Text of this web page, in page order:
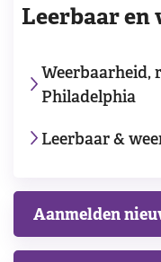
Leerbaar en
Weerbaarheid,
Philadelphia
Leerbaar &
Aanmelden